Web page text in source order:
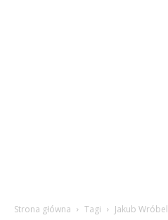
Strona główna Tagi Jakub Wróbel